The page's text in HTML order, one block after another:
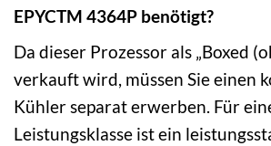
EPYCTM 4364P benötigt?
Da dieser Prozessor als „Boxed
verkauft wird, müssen Sie einen
Kühler separat erwerben. Für
Leistungsklasse ist ein